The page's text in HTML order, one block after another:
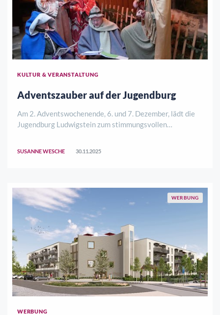
KULTUR & VERANSTALTUNG
Adventszauber auf der Jugendburg
Am 2. Adventswochenende, 6. und 7. Dezember, lädt die
Jugendburg Ludwigstein zum stimmungsvollen
SUSANNE WESCHE 30.11.2025
WERBUNG
WERBUNG